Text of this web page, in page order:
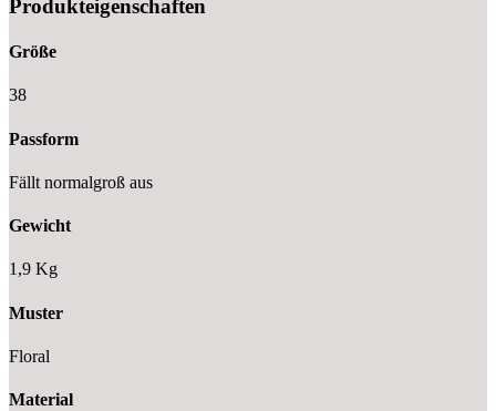
Produkteigenschaften
Größe
38
Passform
Fällt normalgroß aus
Gewicht
1,9 Kg
Muster
Floral
Material